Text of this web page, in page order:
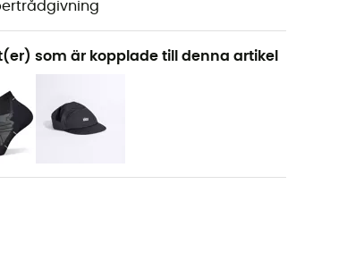
som är kopplade till denna artikel